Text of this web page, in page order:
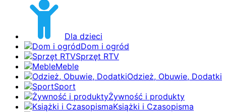
Dla dzieci
Dom i ogród
Sprzęt RTV
Meble
Odzież, Obuwie, Dodatki
Sport
Żywność i produkty
Książki i Czasopisma